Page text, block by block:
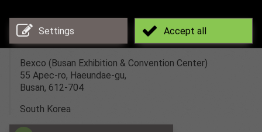
über 80.000 Fachbesucher
Adresse:
Bexco (Busan Exhibition & Convention Center)
55 Apec-ro, Haeundae-gu,
Busan, 612-704
South Korea
Settings Accept all